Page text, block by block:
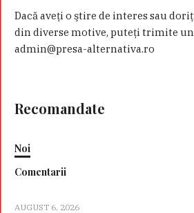
Dacă aveţi o ştire de interes sau
din diverse motive, puteţi trimite un
admin@presa-alternativa.ro
Recomandate
Noi
Comentarii
AUGUST 6, 2026